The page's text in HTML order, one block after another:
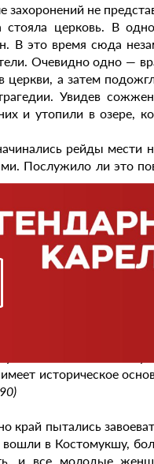
захоронений не
церковь. В
В это время сюда
Очевидно одно —
а затем
Увидев
и утопили в озере,
рейды мести
Послужило ли это
жители деревни
Инто-Конрад
и записать
крест уже
обратиться к
набегов последних
стояло
же местам шведы
к Кеми… Поэтому
историческое
край пытались
в Костомукшу,
и все молодые